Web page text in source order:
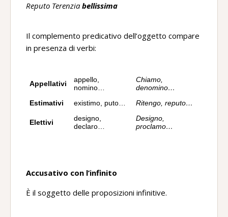
Reputo Terenzia bellissima
Il complemento predicativo dell’oggetto compare
in presenza di verbi:
Appellativi
appello,
nomino…
Chiamo,
denomino…
Estimativi
existimo, puto… Ritengo, reputo…
Elettivi
designo,
declaro…
Designo,
proclamo…
Accusativo con l’infinito
È il soggetto delle proposizioni infinitive.